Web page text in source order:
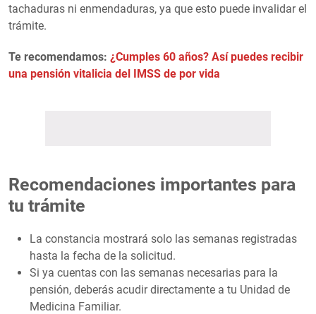
tachaduras ni enmendaduras, ya que esto puede invalidar el
trámite.
Te recomendamos: ¿Cumples 60 años? Así puedes recibir
una pensión vitalicia del IMSS de por vida
Recomendaciones importantes para
tu trámite
La constancia mostrará solo las semanas registradas
hasta la fecha de la solicitud.
Si ya cuentas con las semanas necesarias para la
pensión, deberás acudir directamente a tu Unidad de
Medicina Familiar.